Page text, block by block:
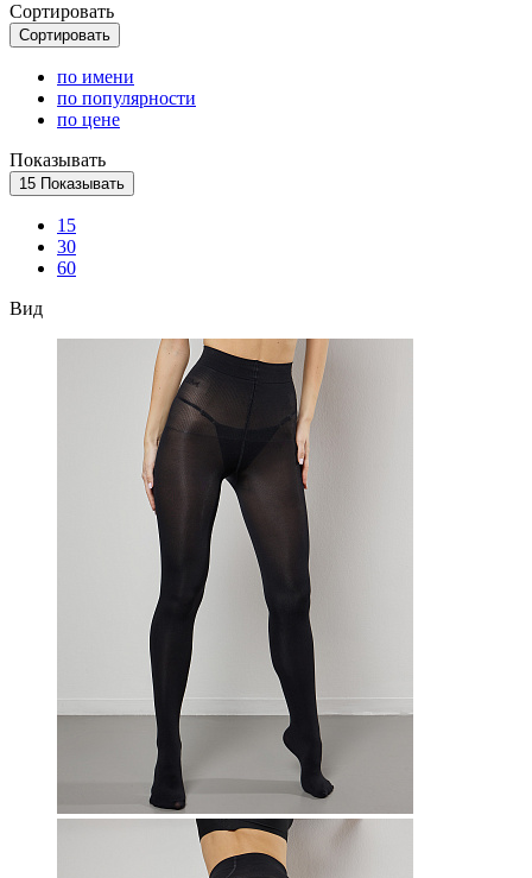
Сортировать
Сортировать
по имени
по популярности
по цене
Показывать
15 Показывать
15
30
60
Вид